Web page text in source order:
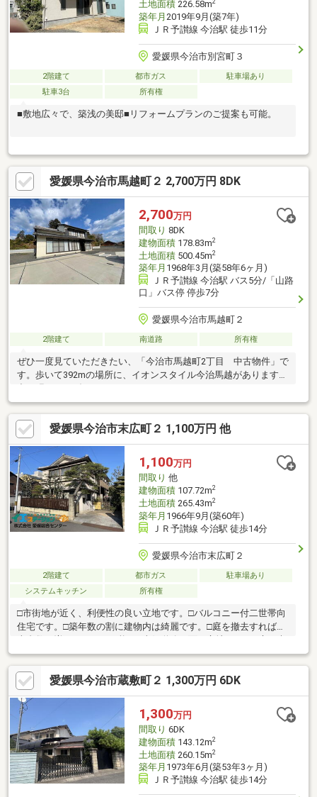
土地面積226.58m2
築年月 2019年9月(築7年)
ＪＲ予讃線 今治駅 徒歩11分
愛媛県今治市別宮町３
2階建て 都市ガス
駐車場あり
駐車3台
所有権
■敷地広々で、築浅の美邸■リフォームプランのご提案も可能。
愛媛県今治市馬越町２ 2,700万円 8DK
2,700万円
間取り 8DK
建物面積178.83m2
土地面積500.45m2
築年月 1968年3月(築58年6ヶ月)
ＪＲ予讃線 今治駅 バス5分/「山路
口」バス停 停歩7分
愛媛県今治市馬越町２
2階建て 南道路 所有権
ぜひ一度見ていただきたい、「今治市馬越町2丁目 中古物件」で
す。歩いて392mの場所に、イオンスタイル今治馬越があります。
す。お掃除がしやすいIHクッキングヒーターです。間取りが8DK
の物件のご紹介です。南向きの物件のご紹介です。販売価格が
3000万円以内に抑えられています。
愛媛県今治市末広町２ 1,100万円 他
1,100万円
間取り 他
建物面積107.72m2
土地面積265.43m2
築年月 1966年9月(築60年)
ＪＲ予讃線 今治駅 徒歩14分
愛媛県今治市末広町２
2階建て 都市ガス
駐車場あり
システムキッチン
所有権
□市街地が近く、利便性の良い立地です。□バルコニー付二世帯向
住宅です。□築年数の割に建物内は綺麗です。□庭を撤去すれば駐
車台数を増やすことが可能。□南側道路に面す立地です。□庭で爽
やかなガーデンライフ。敷地内で家庭菜園も楽しめます。
愛媛県今治市蔵敷町２ 1,300万円 6DK
1,300万円
間取り 6DK
建物面積143.12m2
土地面積260.15m2
築年月 1973年6月(築53年3ヶ月)
ＪＲ予讃線 今治駅 徒歩14分